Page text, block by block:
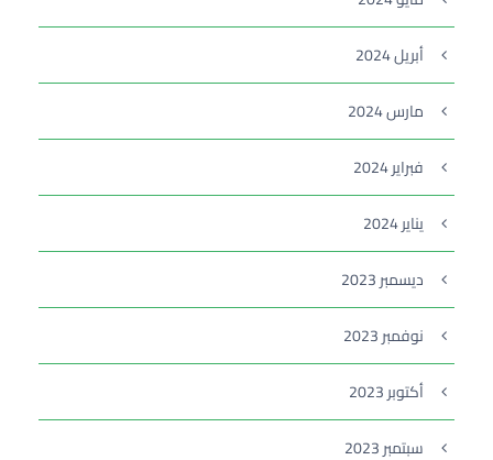
أبريل 2024
مارس 2024
فبراير 2024
يناير 2024
ديسمبر 2023
نوفمبر 2023
أكتوبر 2023
سبتمبر 2023